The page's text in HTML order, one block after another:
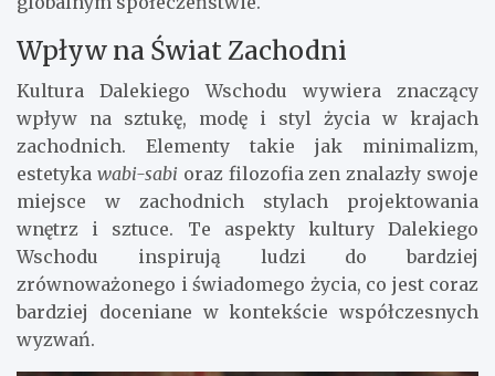
Wpływ na Świat Zachodni
Kultura Dalekiego Wschodu wywiera znaczący
wpływ na sztukę, modę i styl życia w krajach
zachodnich. Elementy takie jak minimalizm,
estetyka wabi-sabi oraz filozofia zen znalazły swoje
miejsce w zachodnich stylach projektowania
wnętrz i sztuce. Te aspekty kultury Dalekiego
Wschodu inspirują ludzi do bardziej
zrównoważonego i świadomego życia, co jest coraz
bardziej doceniane w kontekście współczesnych
wyzwań.